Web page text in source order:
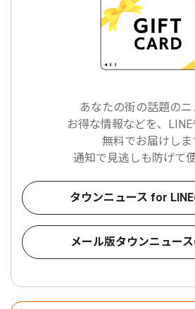
あなたの街の話題のニ
お得な情報などを、
無料でお届けしま
通知で見逃しも防げて
タウンニュース for
メール版タウンニュー